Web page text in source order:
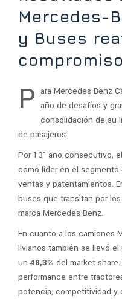
Mercedes-
y Buses
P ara Mercedes-Benz
año de desafíos y
consolidación de su
de pasajeros.
Por 13° año consecutivo,
como líder en el
ventas y patentamientos.
buses que transitan por
marca Mercedes-Benz.
En cuanto a los camiones
livianos también se llevó
un 48,3% del market
performance entre
potencia, competitividad y